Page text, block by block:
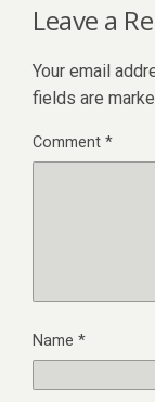
Leave a
Your email
fields are
Comment*
Name *